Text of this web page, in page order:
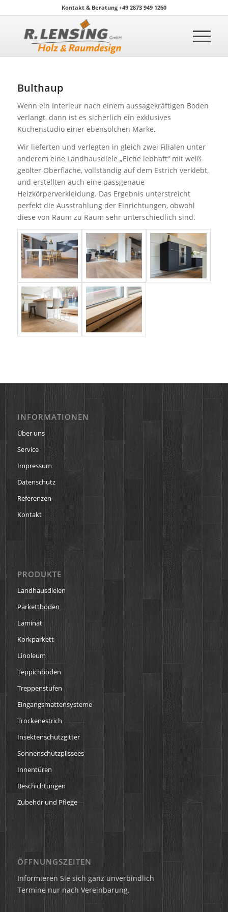
Kontakt & Beratung +49 2873 949 1260
Bulthaup
Wenn ein Interieur nach einem aussagekräftigen Boden
verlangt, dann ist es sicherlich ein exklusives
Küchenstudio einer ebensolchen Marke.
Wir lieferten und verlegten in gleich zwei Filialen unter
anderem eine Landhausdiele „Eiche lebhaft“ mit weiß
geölter Oberfläche, vollständig auf dem Estrich verklebt,
und erstellten auch eine passgenaue
Heizkörperverkleidung. Das Ergebnis unterstreicht
perfekt die Ausstrahlung der Einrichtungen, obwohl
diese von Raum zu Raum sehr unterschiedlich sind.
INFORMATIONEN
Über uns
Service
Impressum
Datenschutz
Referenzen
Kontakt
PRODUKTE
Landhausdielen
Parkettböden
Laminat
Korkparkett
Linoleum
Teppichböden
Treppenstufen
Eingangsmattensysteme
Trockenestrich
Insektenschutzgitter
Sonnenschutzplissees
Innentüren
Beschichtungen
Zubehör und Pflege
ÖFFNUNGSZEITEN
Informieren Sie sich ganz unverbindlich
Termine nur nach Vereinbarung.